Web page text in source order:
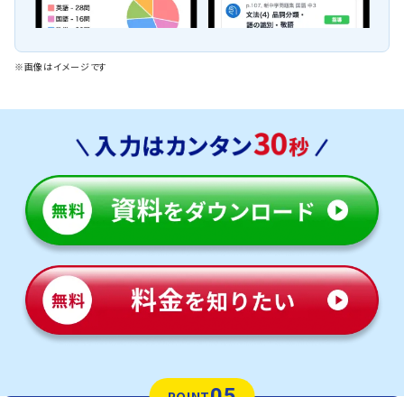
※画像はイメージです